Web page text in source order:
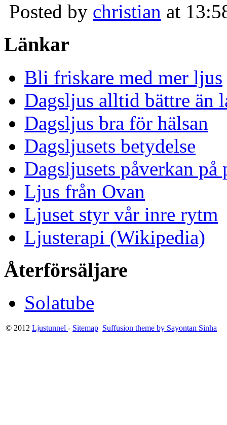
Posted by christian at
Länkar
Bli friskare med mer ljus
Dagsljus alltid bättre än
Dagsljus bra för hälsan
Dagsljusets betydelse
Dagsljusets påverkan på
Ljus från Ovan
Ljuset styr vår inre rytm
Ljusterapi (Wikipedia)
Återförsäljare
Solatube
© 2012 Ljustunnel - Sitemap Suffusion theme by Sayontan Sinha